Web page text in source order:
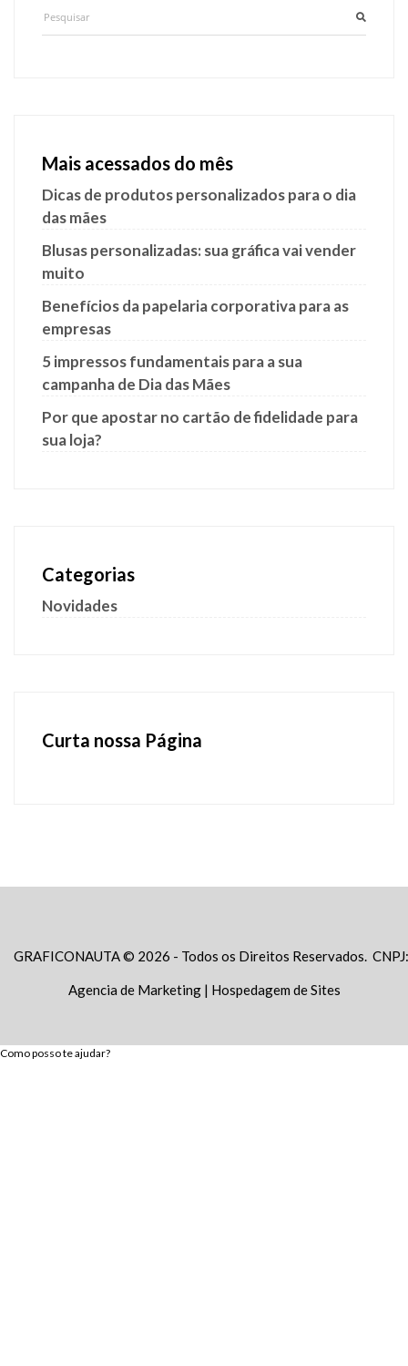
Mais acessados do mês
Dicas de produtos personalizados para o dia
das mães
Blusas personalizadas: sua gráfica vai vender
muito
Benefícios da papelaria corporativa para as
empresas
5 impressos fundamentais para a sua
campanha de Dia das Mães
Por que apostar no cartão de fidelidade para
sua loja?
Categorias
Novidades
Curta nossa Página
GRAFICONAUTA © 2026 - Todos os Direitos Reservados.
Agencia de Marketing| Hospedagem de Sites
Como posso te ajudar?